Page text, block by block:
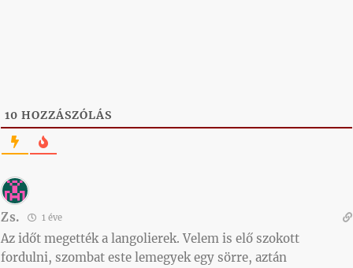
10 HOZZÁSZÓLÁS
Zs. 1 éve
Az időt megették a langolierek. Velem is elő szokott
fordulni, szombat este lemegyek egy sörre, aztán